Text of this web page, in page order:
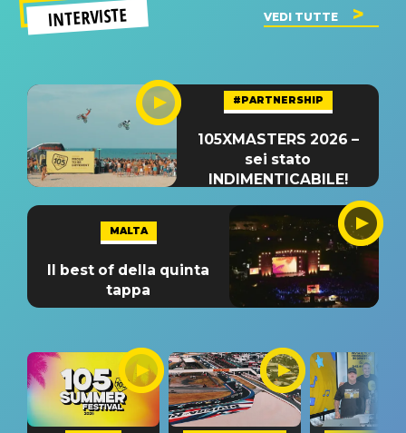
INTERVISTE VEDI TUTTE
#PARTNERSHIP
105XMASTERS 2026 –
sei stato
INDIMENTICABILE!
MALTA
Il best of della quinta
tappa